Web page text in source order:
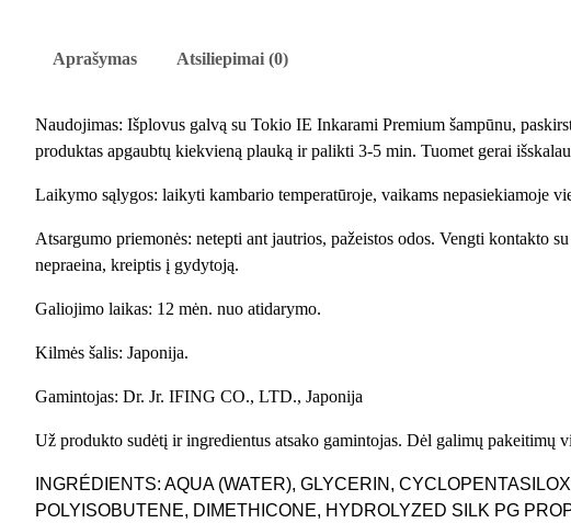
Aprašymas
Atsiliepimai (0)
Naudojimas: Išplovus galvą su Tokio IE Inkarami Premium šampūnu,
produktas apgaubtų kiekvieną plauką ir palikti 3-5 min. Tuomet gerai
Laikymo sąlygos: laikyti kambario temperatūroje, vaikams nepasiekiamoje
Atsargumo priemonės: netepti ant jautrios, pažeistos odos. Vengti kontakto
nepraeina, kreiptis į gydytoją.
Galiojimo laikas: 12 mėn. nuo atidarymo.
Kilmės šalis: Japonija.
Gamintojas: Dr. Jr. IFING CO., LTD., Japonija
Už produkto sudėtį ir ingredientus atsako gamintojas. Dėl galimų pakeitimų
INGRÉDIENTS: AQUA (WATER), GLYCERIN,
POLYISOBUTENE, DIMETHICONE, HYDROLYZED SILK PG